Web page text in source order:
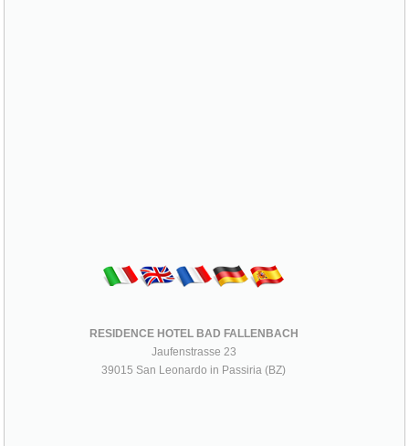
RESIDENCE HOTEL BAD FALLENBACH
Jaufenstrasse 23
39015 San Leonardo in Passiria (BZ)